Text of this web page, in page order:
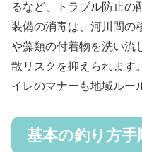
るなど、トラブル防止の
装備の消毒は、河川間の
や藻類の付着物を洗い流
散リスクを抑えられます
イレのマナーも地域ルー
基本の釣り方